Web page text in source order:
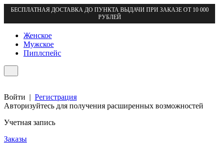
БЕСПЛАТНАЯ ДОСТАВКА ДО ПУНКТА ВЫДАЧИ ПРИ ЗАКАЗЕ ОТ 10 000
РУБЛЕЙ
Женское
Мужское
Пиплспейс
Войти | Регистрация
Авторизуйтесь для получения расширенных возможностей
Учетная запись
Заказы